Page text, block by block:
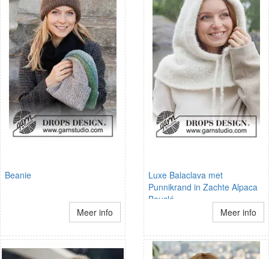
Beanie
Meer info
Luxe Balaclava met
Punnikrand in Zachte Alpaca
Bouclé
Meer info